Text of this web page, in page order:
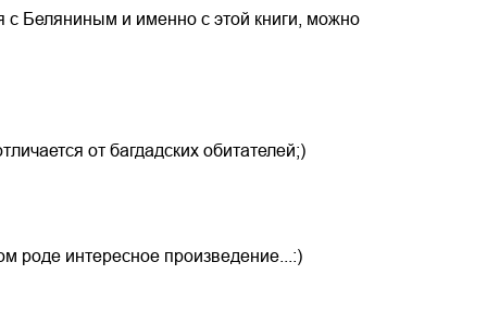
с Беляниным и именно с этой книги, можно
от багдадских обитателей;)
роде интересное произведение...:)